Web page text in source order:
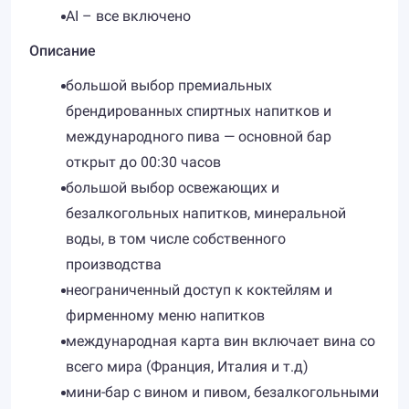
AI – все включено
Описание
большой выбор премиальных
брендированных спиртных напитков и
международного пива — основной бар
открыт до 00:30 часов
большой выбор освежающих и
безалкогольных напитков, минеральной
воды, в том числе собственного
производства
неограниченный доступ к коктейлям и
фирменному меню напитков
международная карта вин включает вина со
всего мира (Франция, Италия и т.д)
мини-бар с вином и пивом, безалкогольными